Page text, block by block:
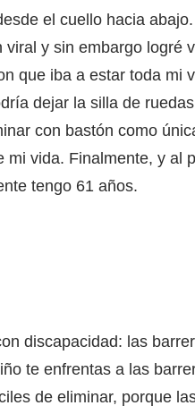
el cuello hacia
y sin embargo logré
que iba a estar toda mi
dejar la silla de
con bastón como
mi vida. Finalmente, y al
tengo 61 años.
discapacidad: las
te enfrentas a las
de eliminar, porque